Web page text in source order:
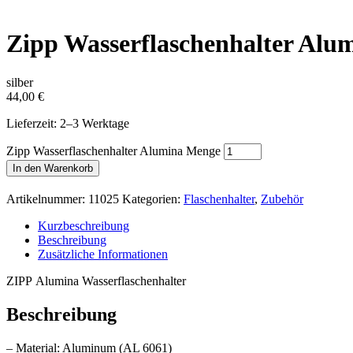
Zipp Wasserflaschenhalter
silber
44,00 €
Lieferzeit: 2–3 Werktage
Zipp Wasserflaschenhalter Alumina Menge
In den Warenkorb
Artikelnummer: 11025 Kategorien: Flaschenhalter, Zubehör
Kurzbeschreibung
Beschreibung
Zusätzliche Informationen
ZIPP Alumina Wasserflaschenhalter
Beschreibung
– Material: Aluminum (AL 6061)